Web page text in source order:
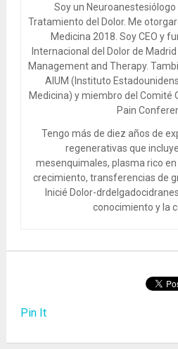
Soy un Neuroanestesiólogo
Tratamiento del Dolor. Me
Medicina 2018. Soy CEO y
Internacional del Dolor de
Management and Therapy.
AIUM (Instituto
Medicina) y miembro del Comité
Pain
Tengo más de diez años de
regenerativas que
mesenquimales, plasma rico
crecimiento, transferencias de
Inicié Dolor-
conocimiento y la
Pin It